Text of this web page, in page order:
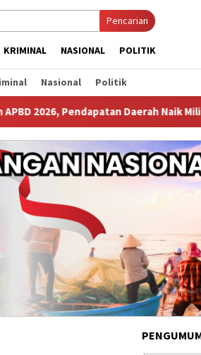
Pencarian
KRIMINAL NASIONAL POLITIK
Nasional Politik
Daerah Naik Miliaran Rupiah